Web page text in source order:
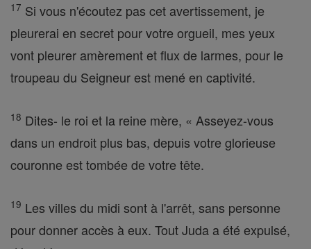
17 Si vous n'écoutez pas cet avertissement, je
pleurerai en secret pour votre orgueil, mes yeux
vont pleurer amèrement et flux de larmes, pour le
troupeau du Seigneur est mené en captivité.
18 Dites- le roi et la reine mère, « Asseyez-vous
dans un endroit plus bas, depuis votre glorieuse
couronne est tombée de votre tête.
19 Les villes du midi sont à l'arrêt, sans personne
pour donner accès à eux. Tout Juda a été expulsé,